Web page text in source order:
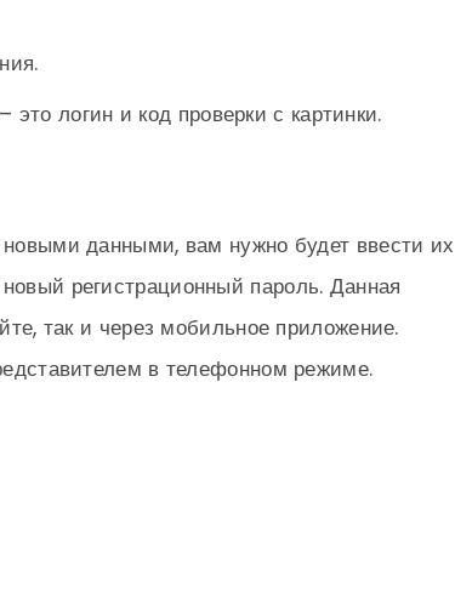
логин и код проверки с картинки.
данными, вам нужно будет ввести их
регистрационный пароль. Данная
так и через мобильное приложение.
в телефонном режиме.